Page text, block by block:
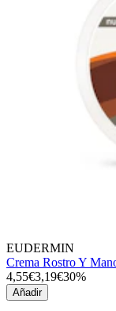
EUDERMIN
Crema Rostro Y
4,55€3,19€30%
Añadir